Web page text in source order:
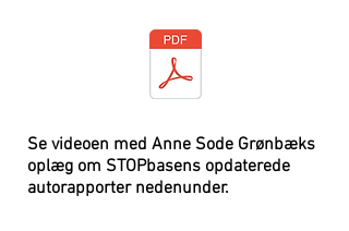
Se videoen med Anne Sode Grønbæks
oplæg om STOPbasens opdaterede
autorapporter nedenunder.